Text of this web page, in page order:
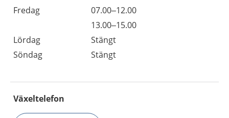
Fredag
07.00–12.00
13.00–15.00
Lördag
Stängt
Söndag
Stängt
Växeltelefon